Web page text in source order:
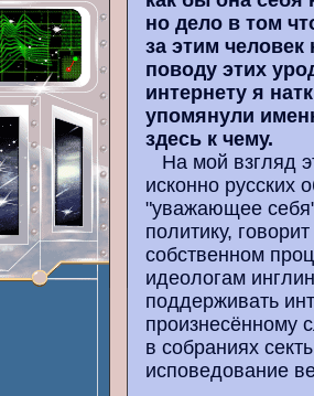
но дело в том
за этим
поводу этих
интернету я
упомянули
здесь к чему.
На мой взгляд
исконно русских
"уважающее
политику,
собственном
идеологам
поддерживать
произнесённому
в собраниях
исповедование